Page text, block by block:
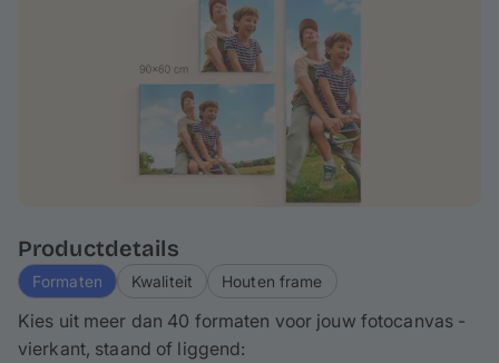
betekent dat ca. 3-5 cm van je foto wordt omgevouwen
aan de rand - houd hier rekening mee bij het
ontwerpen. Als het nodig is, kun je je canvasdoek ook
gemakkelijk schoonmaken.
Productdetails
Formaten Kwaliteit Houten frame
Kies uit meer dan 40 formaten voor jouw fotocanvas -
vierkant, staand of liggend: